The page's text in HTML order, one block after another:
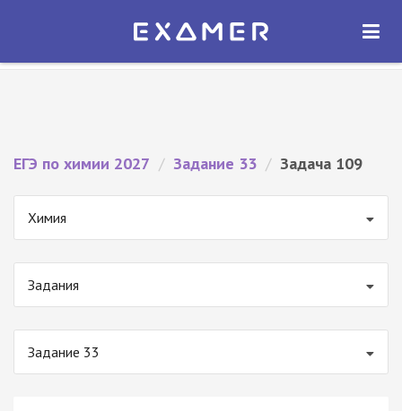
Экзамер — ЕГЭ 2027
ОТКРЫТЬ
ЕГЭ по химии 2027 / Задание 33 / Задача 109
Химия
Задания
Задание 33